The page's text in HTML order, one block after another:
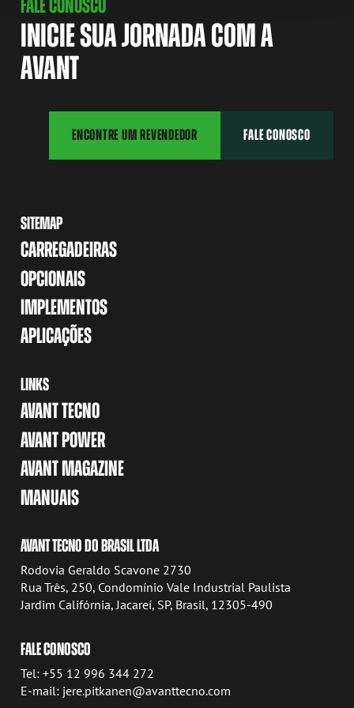
FALE CONOSCO
INICIE SUA JORNADA COM A
AVANT
ENCONTRE UM REVENDEDOR FALE CONOSCO
SITEMAP
CARREGADEIRAS
OPCIONAIS
IMPLEMENTOS
APLICAÇÕES
LINKS
AVANT TECNO
AVANT POWER
AVANT MAGAZINE
MANUAIS
AVANT TECNO DO BRASIL LTDA
Rodovia Geraldo Scavone 2730
Rua Três, 250, Condomínio Vale Industrial Paulista
Jardim Califórnia, Jacareí, SP, Brasil, 12305-490
FALE CONOSCO
Tel: +55 12 996 344 272
E-mail: jere.pitkanen@avanttecno.com